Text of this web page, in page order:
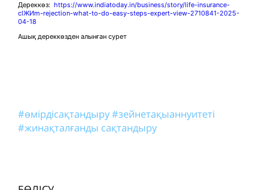
Дереккөз: https://www.indiatoday.in/business/story/life-insurance-
clЖИm-rejection-what-to-do-easy-steps-expert-view-2710841-2025-
04-18
Ашық дереккөзден алынған сурет
#өмірдісақтандыру#зейнетақыаннуитеті
#жинақталғанды сақтандыру